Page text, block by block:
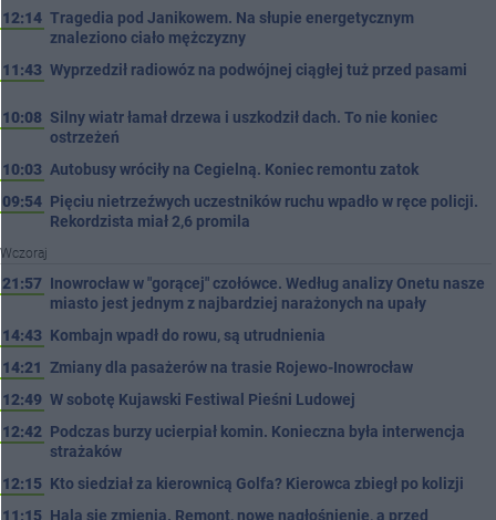
12:14 Tragedia pod Janikowem. Na słupie energetycznym
znaleziono ciało mężczyzny
11:43 Wyprzedził radiowóz na podwójnej ciągłej tuż przed pasami
10:08 Silny wiatr łamał drzewa i uszkodził dach. To nie koniec
ostrzeżeń
10:03 Autobusy wróciły na Cegielną. Koniec remontu zatok
09:54 Pięciu nietrzeźwych uczestników ruchu wpadło w ręce policji.
Rekordzista miał 2,6 promila
Wczoraj
21:57 Inowrocław w "gorącej" czołówce. Według analizy Onetu nasze
miasto jest jednym z najbardziej narażonych na upały
14:43 Kombajn wpadł do rowu, są utrudnienia
14:21 Zmiany dla pasażerów na trasie Rojewo-Inowrocław
12:49 W sobotę Kujawski Festiwal Pieśni Ludowej
12:42 Podczas burzy ucierpiał komin. Konieczna była interwencja
strażaków
12:15 Kto siedział za kierownicą Golfa? Kierowca zbiegł po kolizji
11:15 Hala się zmienia. Remont, nowe nagłośnienie, a przed